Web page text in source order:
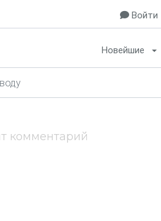
Войти
Новейшие
комментарий